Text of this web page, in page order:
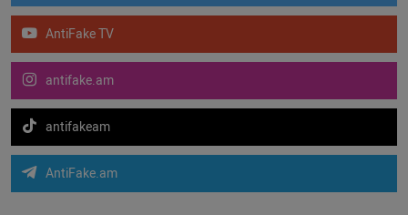
AntiFake TV
antifake.am
antifakeam
AntiFake.am